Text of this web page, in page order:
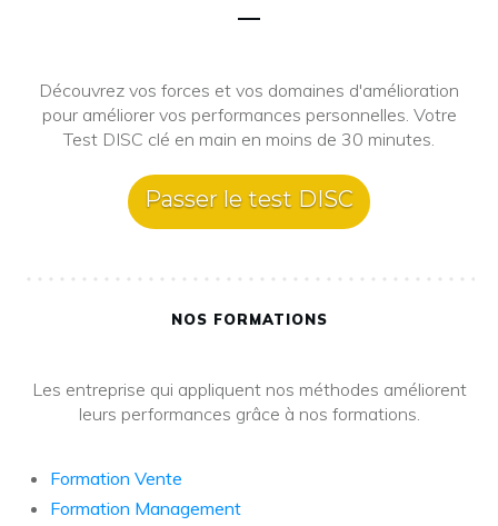
Découvrez vos forces et vos domaines d'amélioration
pour améliorer vos performances personnelles. Votre
Test DISC clé en main en moins de 30 minutes.
Passer le test DISC
NOS FORMATIONS
Les entreprise qui appliquent nos méthodes améliorent
leurs performances grâce à nos formations.
Formation Vente
Formation Management